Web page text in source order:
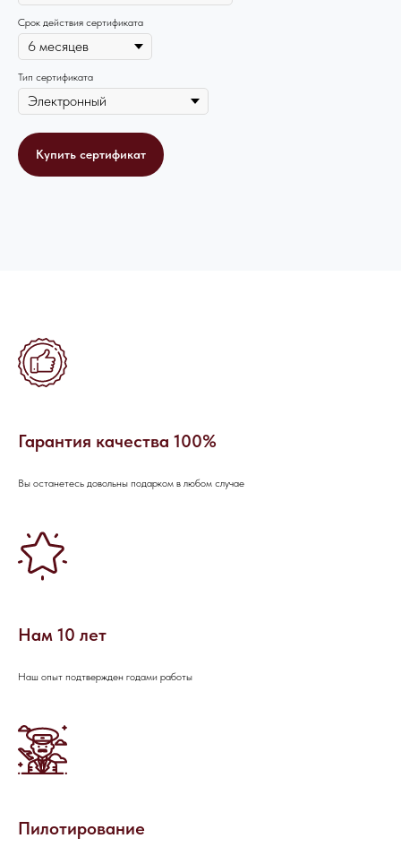
Срок действия сертификата
Тип сертификата
Купить сертификат
Гарантия качества 100%
Вы останетесь довольны подарком в любом случае
Нам 10 лет
Наш опыт подтвержден годами работы
Пилотирование
ОСТАЛИСЬ
Если вы хотите узнать подробнее о
проведении мероприятия, не
стесняйтесь - пишите или звоните, мы
будем рады вам помочь!